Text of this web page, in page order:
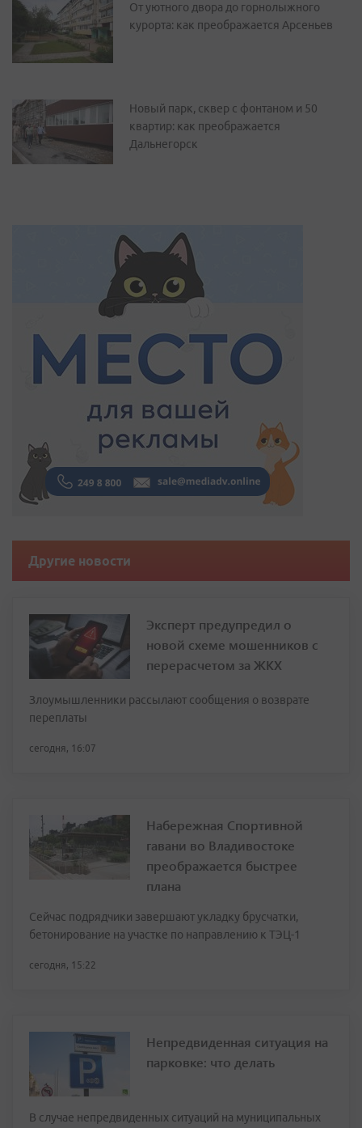
От уютного двора до горнолыжного
курорта: как преображается Арсеньев
Новый парк, сквер с фонтаном и 50
квартир: как преображается
Дальнегорск
Другие новости
Эксперт предупредил о
новой схеме мошенников с
перерасчетом за ЖКХ
Злоумышленники рассылают сообщения о возврате
переплаты
сегодня, 16:07
Набережная Спортивной
гавани во Владивостоке
преображается быстрее
плана
Сейчас подрядчики завершают укладку брусчатки,
бетонирование на участке по направлению к ТЭЦ-1
сегодня, 15:22
Непредвиденная ситуация на
парковке: что делать
В случае непредвиденных ситуаций на муниципальных